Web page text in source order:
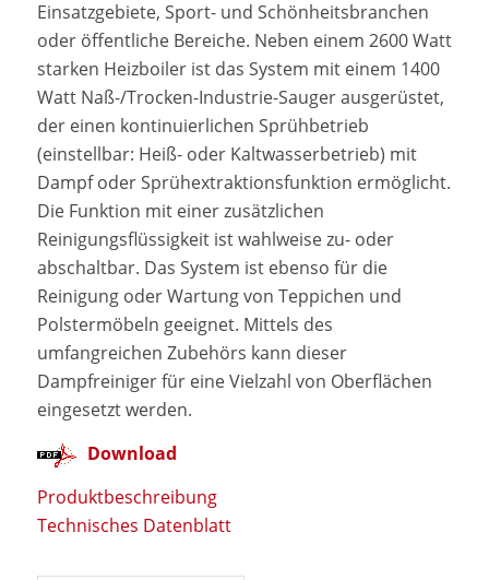
Einsatzgebiete, Sport- und Schönheitsbranchen
oder öffentliche Bereiche. Neben einem 2600 Watt
starken Heizboiler ist das System mit einem 1400
Watt Naß-/Trocken-Industrie-Sauger ausgerüstet,
der einen kontinuierlichen Sprühbetrieb
(einstellbar: Heiß- oder Kaltwasserbetrieb) mit
Dampf oder Sprühextraktionsfunktion ermöglicht.
Die Funktion mit einer zusätzlichen
Reinigungsflüssigkeit ist wahlweise zu- oder
abschaltbar. Das System ist ebenso für die
Reinigung oder Wartung von Teppichen und
Polstermöbeln geeignet. Mittels des
umfangreichen Zubehörs kann dieser
Dampfreiniger für eine Vielzahl von Oberflächen
eingesetzt werden.
Download
Produktbeschreibung
Technisches Datenblatt